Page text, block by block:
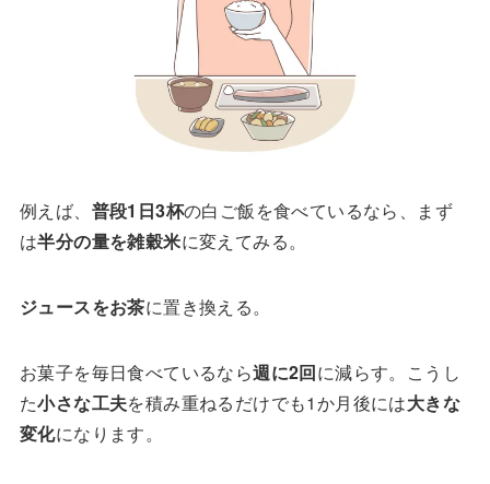
例えば、 普段1日3杯の白ご飯を食べているなら、まず
は半分の量を雑穀米に変えてみる。
ジュースをお茶に置き換える。
お菓子を毎日食べているなら週に2回に減らす。こうし
た小さな工夫を積み重ねるだけでも1か月後には大きな
変化になります。